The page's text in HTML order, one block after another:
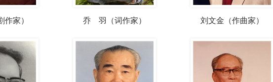
家） 乔 羽（词作家） 刘文金（作曲家）